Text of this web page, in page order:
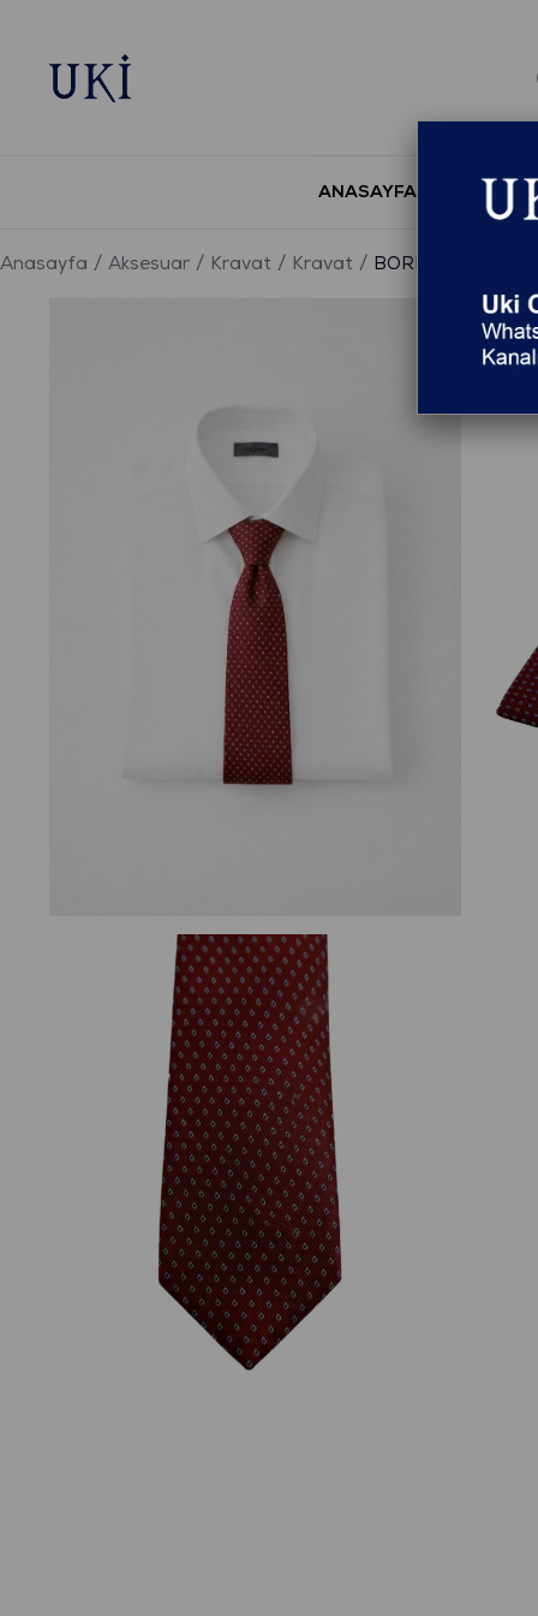
ANASAYFA YENİ
Anasayfa Aksesuar Kravat Kravat BORDO Desenli